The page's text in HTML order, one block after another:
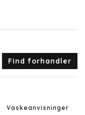
Find forhandler
Vaskeanvisninger